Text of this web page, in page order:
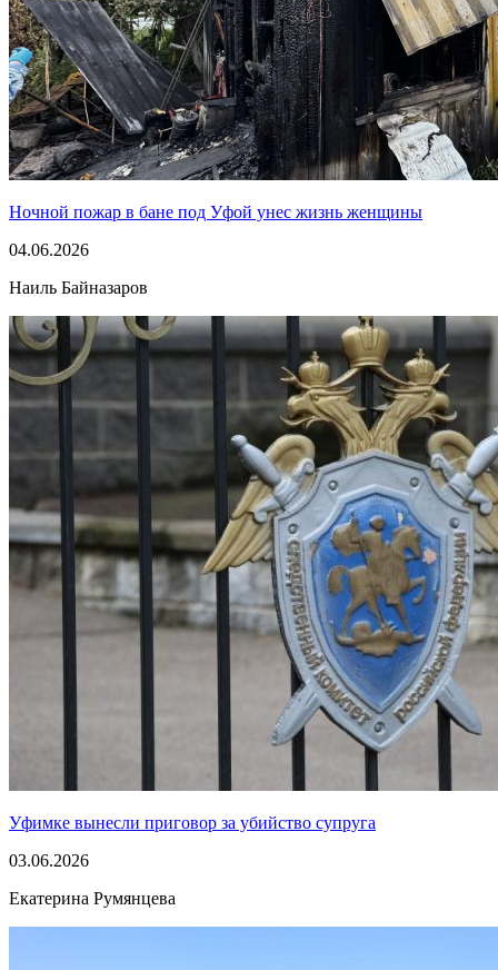
Ночной пожар в бане под Уфой унес жизнь женщины
04.06.2026
Наиль Байназаров
Уфимке вынесли приговор за убийство супруга
03.06.2026
Екатерина Румянцева